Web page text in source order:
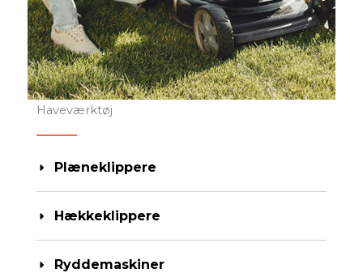
Haveværktøj
Plæneklippere
Hækkeklippere
Ryddemaskiner